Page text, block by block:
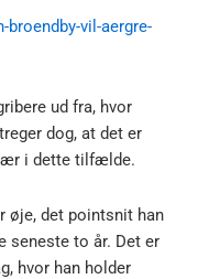
vil-aergre-
ud fra, hvor
dog, at det er
i dette tilfælde.
øje, det pointsnit han
seneste to år. Det er
hvor han holder